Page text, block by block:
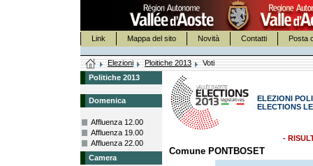
Link Mappa del sito Novità Contatti Posta
Elezioni Ploitiche 2013
Voti
Politiche 2013
Domenica
Affluenza 12.00
Affluenza 19.00
Affluenza 22.00
Camera
ELEZIONI
ELECTIONS
-
Comune PONTBOSET